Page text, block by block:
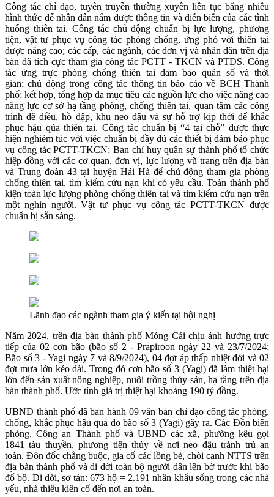
Công tác chỉ đạo, tuyên truyền thường xuyên liên tục bằng nhiều
hình thức để nhân dân nắm được thông tin và diễn biến của các tình
huống thiên tai. Công tác chủ động chuẩn bị lực lượng, phương
tiện, vật tư phục vụ công tác phòng chống, ứng phó với thiên tai
được nâng cao; các cấp, các ngành, các đơn vị và nhân dân trên địa
bàn đã tích cực tham gia công tác PCTT - TKCN và PTDS. Công
tác ứng trực phòng chống thiên tai đảm bảo quân số và thời
gian; chủ động trong công tác thông tin báo cáo về BCH Thành
phố; kết hợp, tổng hợp đa mục tiêu các nguồn lực cho việc nâng cao
năng lực cơ sở hạ tầng phòng, chống thiên tai, quan tâm các công
trình đê điều, hồ đập, khu neo đậu và sự hỗ trợ kịp thời để khắc
phục hậu qủa thiên tai. Công tác chuẩn bị “4 tại chỗ” được thực
hiện nghiêm túc với việc chuẩn bị đầy đủ các thiết bị đảm bảo phục
vụ công tác PCTT-TKCN; Ban chỉ huy quân sự thành phố tổ chức
hiệp đồng với các cơ quan, đơn vị, lực lượng vũ trang trên địa bàn
và Trung đoàn 43 tại huyện Hải Hà để chủ động tham gia phòng
chống thiên tai, tìm kiếm cứu nạn khi có yêu cầu. Toàn thành phố
kiện toàn lực lượng phòng chống thiên tai và tìm kiếm cứu nạn trên
một nghìn người. Vật tư phục vụ công tác PCTT-TKCN được
chuẩn bị sẵn sàng.
Lãnh đạo các ngành tham gia ý kiến tại hội nghị
Năm 2024, trên địa bàn thành phố Móng Cái chịu ảnh hưởng trực
tiếp của 02 cơn bão (bão số 2 - Prapiroon ngày 22 và 23/7/2024;
Bão số 3 - Yagi ngày 7 và 8/9/2024), 04 đợt áp thấp nhiệt đới và 02
đợt mưa lớn kéo dài. Trong đó cơn bão số 3 (Yagi) đã làm thiệt hại
lớn đến sản xuất nông nghiệp, nuôi trồng thủy sản, hạ tầng trên địa
bàn thành phố. Ước tính giá trị thiệt hại khoảng 190 tỷ đồng.
UBND thành phố đã ban hành 09 văn bản chỉ đạo công tác phòng,
chống, khắc phục hậu quả do bão số 3 (Yagi) gây ra. Các Đồn biên
phòng, Công an Thành phố và UBND các xã, phường kêu gọi
1841 tàu thuyền, phương tiện thủy về nơi neo đậu tránh trú an
toàn. Đôn đốc chằng buộc, gia cố các lồng bè, chòi canh NTTS trên
địa bàn thành phố và di dời toàn bộ người dân lên bờ trước khi bão
đổ bộ. Di dời, sơ tán: 673 hộ = 2.191 nhân khẩu sống trong các nhà
yếu, nhà thiếu kiên cố đến nơi an toàn.